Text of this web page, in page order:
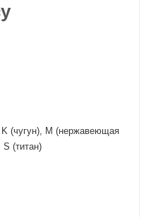
K (чугун), M (нержавеющая
(титан)